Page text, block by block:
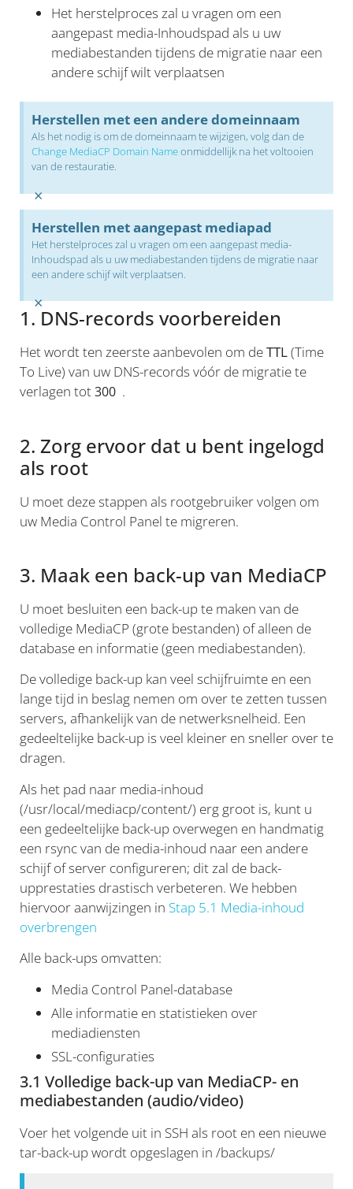
Het herstelproces zal u vragen om een
aangepast media-Inhoudspad als u uw
mediabestanden tijdens de migratie naar een
andere schijf wilt verplaatsen
Herstellen met een andere domeinnaam
Als het nodig is om de domeinnaam te wijzigen, volg dan de
Change MediaCP Domain Nameonmiddellijk na het voltooien
van de restauratie.
×
Herstellen met aangepast mediapad
Het herstelproces zal u vragen om een aangepast media-
Inhoudspad als u uw mediabestanden tijdens de migratie naar
een andere schijf wilt verplaatsen.
×
1. DNS-records voorbereiden
Het wordt ten zeerste aanbevolen om deTTL(Time
To Live) van uw DNS-records vóór de migratie te
verlagen tot300 .
2. Zorg ervoor dat u bent ingelogd
als root
U moet deze stappen als rootgebruiker volgen om
uw Media Control Panel te migreren.
3. Maak een back-up van MediaCP
U moet besluiten een back-up te maken van de
volledige MediaCP (grote bestanden) of alleen de
database en informatie (geen mediabestanden).
De volledige back-up kan veel schijfruimte en een
lange tijd in beslag nemen om over te zetten tussen
servers, afhankelijk van de netwerksnelheid. Een
gedeeltelijke back-up is veel kleiner en sneller over te
dragen.
Als het pad naar media-inhoud
(/usr/local/mediacp/content/) erg groot is, kunt u
een gedeeltelijke back-up overwegen en handmatig
een rsync van de media-inhoud naar een andere
schijf of server configureren; dit zal de back-
upprestaties drastisch verbeteren. We hebben
hiervoor aanwijzingen in Stap 5.1 Media-inhoud
overbrengen
Alle back-ups omvatten:
Media Control Panel-database
Alle informatie en statistieken over
mediadiensten
SSL-configuraties
3.1 Volledige back-up van MediaCP- en
mediabestanden (audio/video)
Voer het volgende uit in SSH als root en een nieuwe
tar-back-up wordt opgeslagen in /backups/